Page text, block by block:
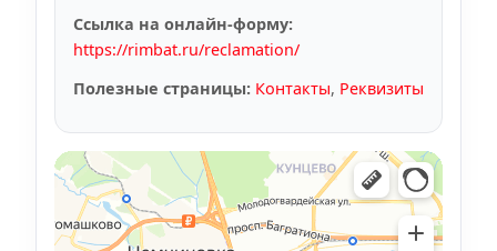
Ссылка на онлайн‑форму:
https://rimbat.ru/reclamation/
Полезные страницы: Контакты, Реквизиты